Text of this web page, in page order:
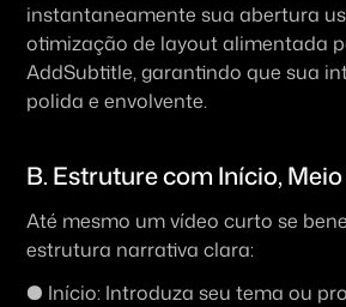
instantaneamente sua abertura
otimização de layout alimentada
AddSubtitle, garantindo que sua
polida e envolvente.
B. Estruture com Início,
Até mesmo um vídeo curto se
estrutura narrativa clara:
● Início: Introduza seu tema ou